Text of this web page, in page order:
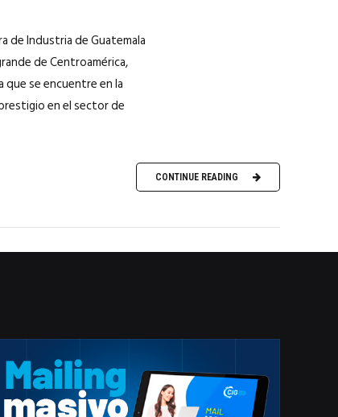
de Industria de Guatemala
de Centroamérica,
que se encuentre en la
en el sector de
CONTINUE READING